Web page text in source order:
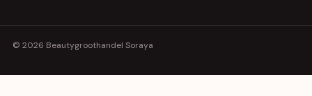
© 2026 Beautygroothandel Soraya